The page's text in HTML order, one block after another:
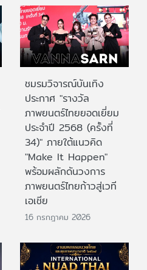
ชมรมวิจารณ์บันเทิง
ประกาศ "รางวัล
ภาพยนตร์ไทยยอดเยี่ยม
ประจําปี 2568 (ครั้งที่
34)" ภายใต้แนวคิด
"Make It Happen"
พร้อมผลักดันวงการ
ภาพยนตร์ไทยก้าวสู่เวที
เอเชีย
16 กรกฎาคม 2026